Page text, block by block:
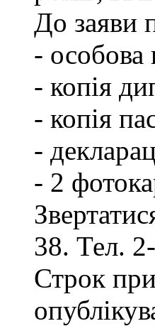
До заяви
-
- копія
- копія
-
- 2
38. Тел.
Строк